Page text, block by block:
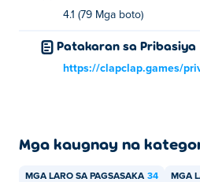
4.1 (79 Mga boto)
Patakaran sa Pribasiya
https://clapclap.games/
Mga kaugnay na
MGA LARO SA PAGSASAKA 34 MGA